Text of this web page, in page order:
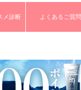
メ診断 よくあるご質問